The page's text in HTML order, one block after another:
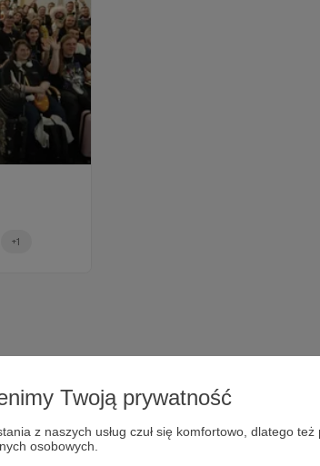
Twoją prywatność
z naszych usług czuł się komfortowo, dlatego
osobowych.
+1